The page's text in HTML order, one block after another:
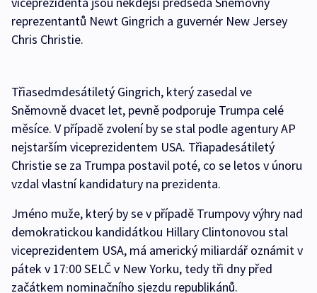
reprezentantů Newt Gingrich a guvernér New Jersey
Chris Christie.
Třiasedmdesátiletý Gingrich, který zasedal ve
Sněmovně dvacet let, pevně podporuje Trumpa celé
měsíce. V případě zvolení by se stal podle agentury AP
nejstarším viceprezidentem USA. Třiapadesátiletý
Christie se za Trumpa postavil poté, co se letos v únoru
vzdal vlastní kandidatury na prezidenta.
Jméno muže, který by se v případě Trumpovy výhry nad
demokratickou kandidátkou Hillary Clintonovou stal
viceprezidentem USA, má americký miliardář oznámit v
pátek v 17:00 SELČ v New Yorku, tedy tři dny před
začátkem nominačního sjezdu republikánů.